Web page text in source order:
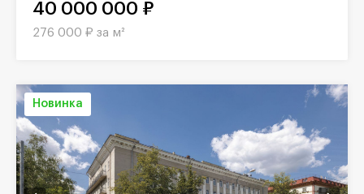
40 000 000 ₽
276 000 ₽ за м²
Новинка